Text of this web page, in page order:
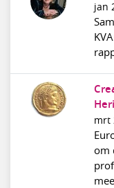
jan
mrt
om